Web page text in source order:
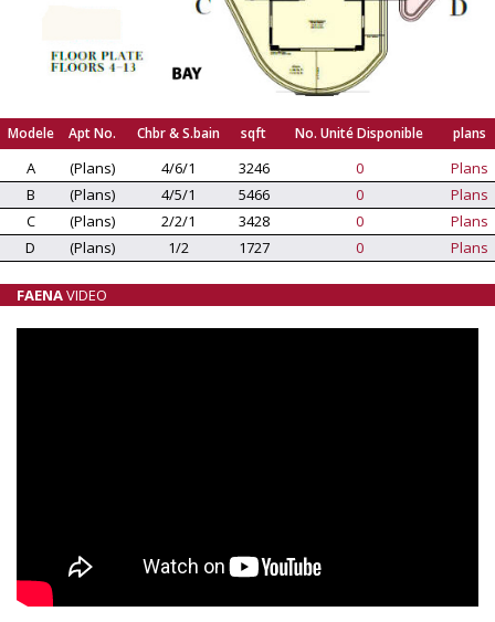
Modele Apt No. Chbr & S.bain sqft No. Unité Disponible plans
A (Plans) 4/6/1 3246 0
Plans
B
(Plans) 4/5/1 5466 0
Plans
C
(Plans) 2/2/1 3428 0
Plans
D
(Plans) 1/2 1727 0 Plans
FAENAVIDEO